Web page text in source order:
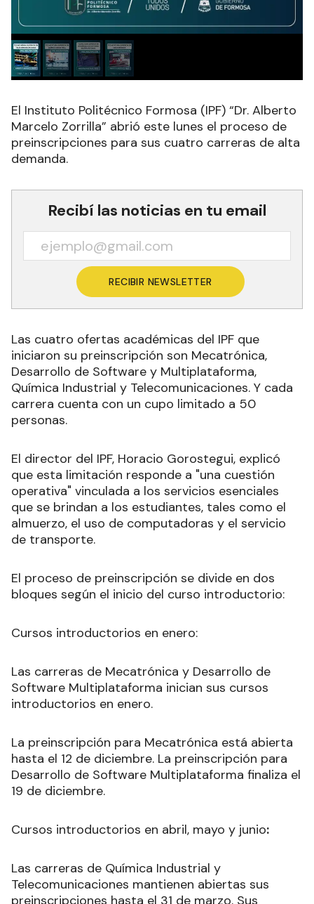
El Instituto Politécnico Formosa (IPF) “Dr. Alberto
Marcelo Zorrilla” abrió este lunes el proceso de
preinscripciones para sus cuatro carreras de alta
demanda.
Recibí las noticias en tu email
RECIBIR NEWSLETTER
Las cuatro ofertas académicas del IPF que
iniciaron su preinscripción son Mecatrónica,
Desarrollo de Software y Multiplataforma,
Química Industrial y Telecomunicaciones. Y cada
carrera cuenta con un cupo limitado a 50
personas.
El director del IPF, Horacio Gorostegui, explicó
que esta limitación responde a "una cuestión
operativa" vinculada a los servicios esenciales
que se brindan a los estudiantes, tales como el
almuerzo, el uso de computadoras y el servicio
de transporte.
El proceso de preinscripción se divide en dos
bloques según el inicio del curso introductorio:
Cursos introductorios en enero:
Las carreras de Mecatrónica y Desarrollo de
Software Multiplataforma inician sus cursos
introductorios en enero.
La preinscripción para Mecatrónica está abierta
hasta el 12 de diciembre. La preinscripción para
Desarrollo de Software Multiplataforma finaliza el
19 de diciembre.
Cursos introductorios en abril, mayo y junio:
Las carreras de Química Industrial y
Telecomunicaciones mantienen abiertas sus
preinscripciones hasta el 31 de marzo. Sus